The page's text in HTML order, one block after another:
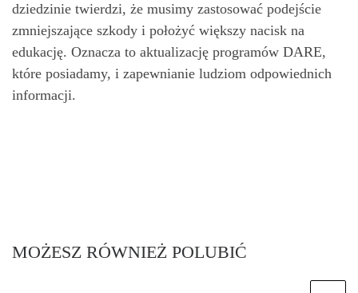
dziedzinie twierdzi, że musimy zastosować podejście
zmniejszające szkody i położyć większy nacisk na
edukację. Oznacza to aktualizację programów DARE,
które posiadamy, i zapewnianie ludziom odpowiednich
informacji.
MOŻESZ RÓWNIEŻ POLUBIĆ